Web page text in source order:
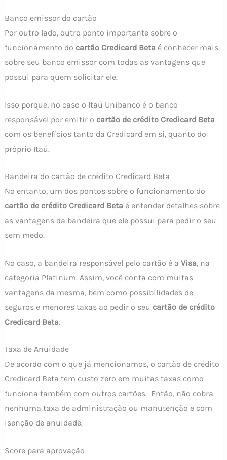
Banco emissor do cartão
Por outro lado, outro ponto importante sobre o
funcionamento do cartão Credicard Beta é conhecer mais
sobre seu banco emissor com todas as vantagens que
possui para quem solicitar ele.
Isso porque, no caso o Itaú Unibanco é o banco
responsável por emitir o cartão de crédito Credicard Beta
com os benefícios tanto da Credicard em si, quanto do
próprio Itaú.
Bandeira do cartão de crédito Credicard Beta
No entanto, um dos pontos sobre o funcionamento do
cartão de crédito Credicard Beta é entender detalhes sobre
as vantagens da bandeira que ele possui para pedir o seu
sem medo.
No caso, a bandeira responsável pelo cartão é a Visa, na
categoria Platinum. Assim, você conta com muitas
vantagens da mesma, bem como possibilidades de
seguros e menores taxas ao pedir o seu cartão de crédito
Credicard Beta.
Taxa de Anuidade
De acordo com o que já mencionamos, o cartão de crédito
Credicard Beta tem custo zero em muitas taxas como
funciona também com outros cartões. Então, não cobra
nenhuma taxa de administração ou manutenção e com
isenção de anuidade.
Score para aprovação